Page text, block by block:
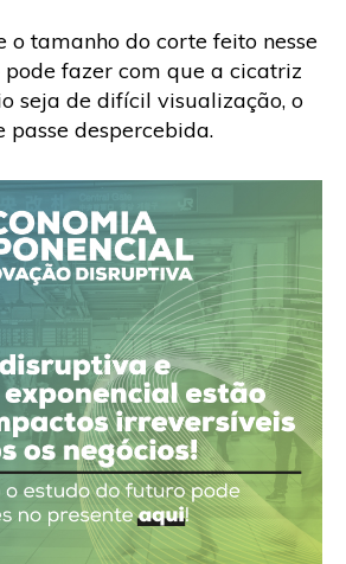
o tamanho do corte feito nesse
fazer com que a cicatriz
seja de difícil visualização, o
passe despercebida.